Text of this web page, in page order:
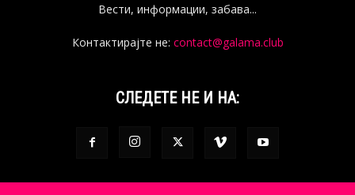
Вести, информации, забава...
Контактирајте не: contact@galama.club
СЛЕДЕТЕ НЕ И НА: